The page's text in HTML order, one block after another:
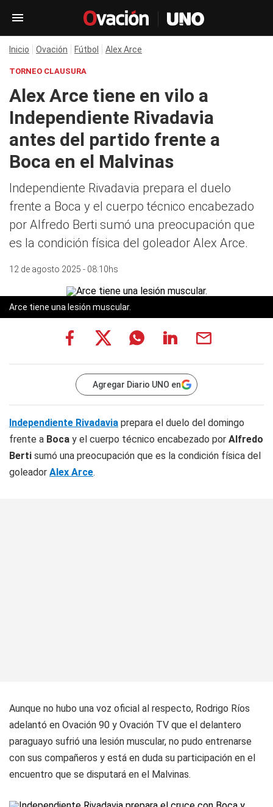
Inicio Ovación Fútbol Alex Arce
TORNEO CLAUSURA
Alex Arce tiene en vilo a
Independiente Rivadavia
antes del partido frente a
Boca en el Malvinas
Independiente Rivadavia prepara el duelo
frente a Boca y el cuerpo técnico encabezado
por Alfredo Berti sumó una preocupación que
es la condición física del goleador Alex Arce.
12 de agosto 2025 - 08:10hs
Arce tiene una lesión muscular.
Agregar Diario UNO en
Independiente Rivadavia prepara el duelo del domingo
frente a Boca y el cuerpo técnico encabezado por Alfredo
Berti sumó una preocupación que es la condición física del
goleador Alex Arce.
Aunque no hubo una voz oficial al respecto, Rodrigo Ríos
adelantó en Ovación 90 y Ovación TV que el delantero
paraguayo sufrió una lesión muscular, no pudo entrenarse
con sus compañeros y está en duda su participación en el
encuentro que se disputará en el Malvinas.